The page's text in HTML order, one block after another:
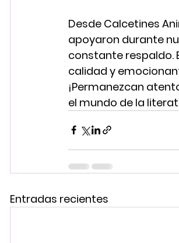
Desde Calcetines
apoyaron durante
constante respaldo.
calidad y
¡Permanezcan
el mundo de la
Entradas recientes